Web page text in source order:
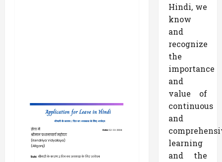
Hindi, we
know
and
recognize
the
importance
and
value of
continuous
and
learning
and the